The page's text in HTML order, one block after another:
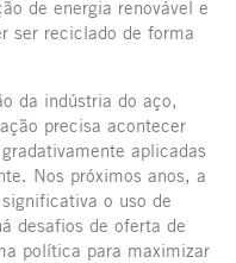
de energia renovável e
ser reciclado de forma
da indústria do aço,
precisa acontecer
aplicadas
Nos próximos anos, a
o uso de
desafios de oferta de
política para maximizar